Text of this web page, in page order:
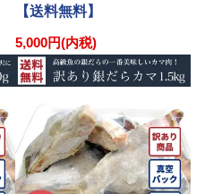
【送料無料】
5,000円(内税)